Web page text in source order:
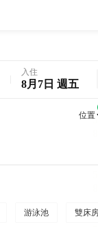
入住
8月7日 週五
位置
游泳池 雙床